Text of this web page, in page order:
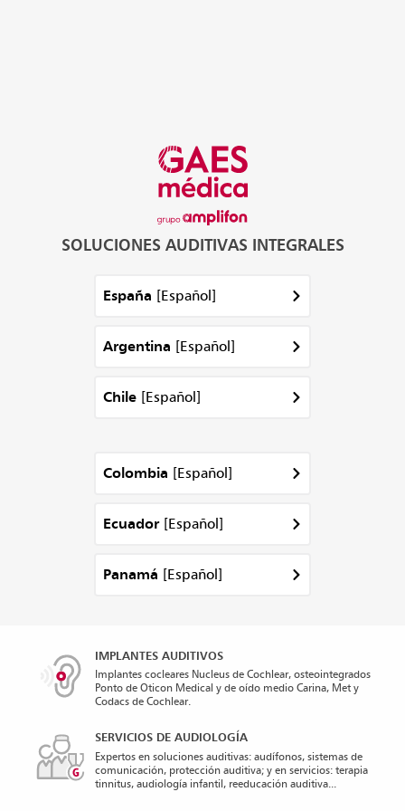
SOLUCIONES AUDITIVAS INTEGRALES
España [Español]
Argentina [Español]
Chile [Español]
Colombia [Español]
Ecuador[Español]
Panamá [Español]
IMPLANTES AUDITIVOS
Implantes cocleares Nucleus de Cochlear, osteointegrados
Ponto de Oticon Medical y de oído medio Carina, Met y
Codacs de Cochlear.
SERVICIOS DE AUDIOLOGÍA
Expertos en soluciones auditivas: audífonos, sistemas de
comunicación, protección auditiva; y en servicios: terapia
tinnitus, audiología infantil, reeducación auditiva...